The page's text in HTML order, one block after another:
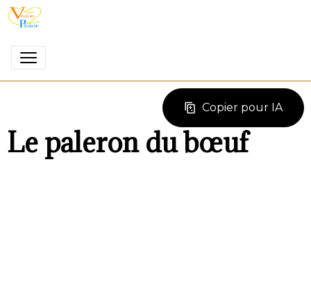
Copier pour IA
Le paleron du bœuf